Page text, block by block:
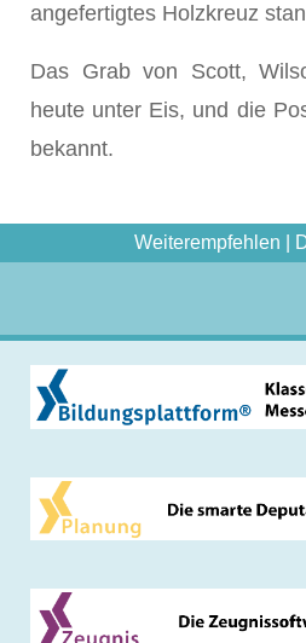
angefertigtes Holzkreuz
Das Grab von Scott,
heute unter Eis, und die
bekannt.
Weiterempfehlen